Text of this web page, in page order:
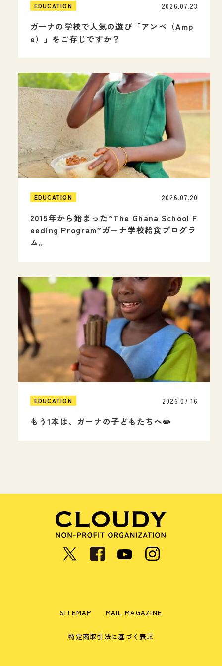
EDUCATION
ガーナの学校で人気の遊び「アンペ（Amp
e）」をご存じですか？
2026.07.23
EDUCATION
2015年から始まった”The Ghana School F
eeding Program”ガーナ学校給食プログラ
ム。
2026.07.20
EDUCATION
もう1本は、ガーナの子どもたちへ✏️
2026.07.16
SITEMAP MAIL MAGAZINE
特定商取引法に基づく表記